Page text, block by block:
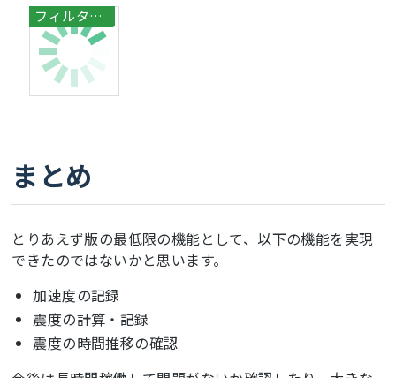
まとめ
とりあえず版の最低限の機能として、以下の機能を実現
できたのではないかと思います。
加速度の記録
震度の計算・記録
震度の時間推移の確認